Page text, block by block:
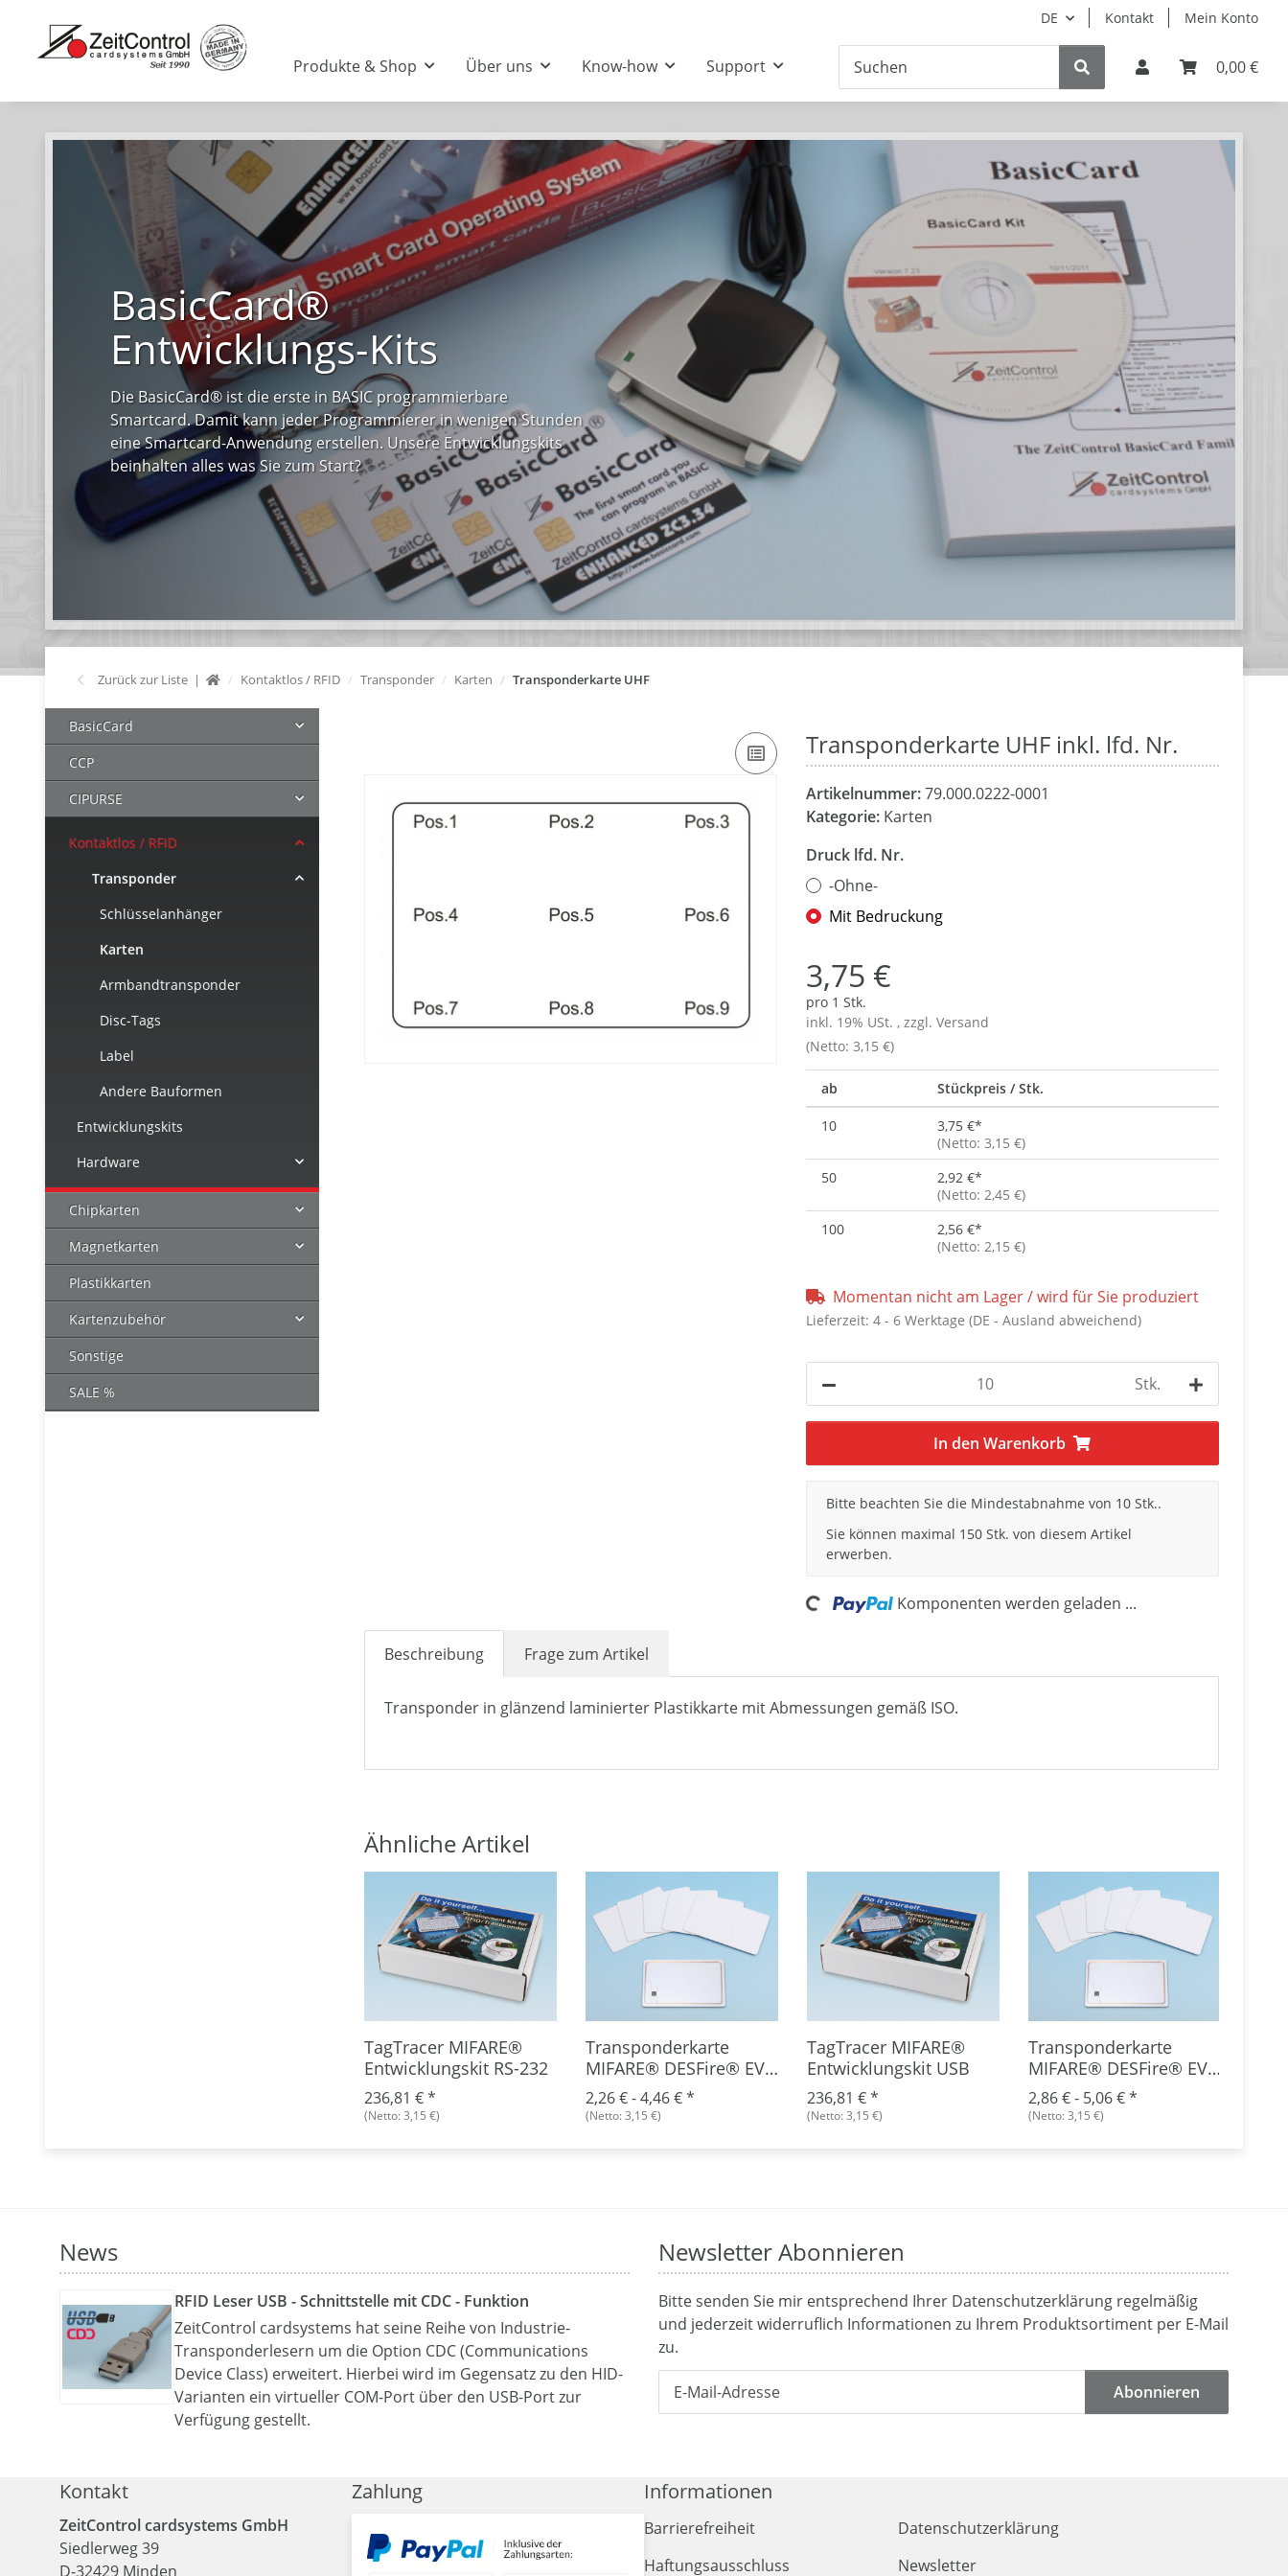
DE Kontakt Mein Konto
0,00 €
Produkte & Shop Über uns Know-how Support
BasicCard®
Entwicklungs-Kits
Die BasicCard® ist die erste in BASIC programmierbare
Smartcard. Damit kann jeder Programmierer in wenigen Stunden
eine Smartcard-Anwendung erstellen. Unsere Entwicklungskits
beinhalten alles was Sie zum Start?
Zurück zur Liste Kontaktlos / RFID Transponder Karten Transponderkarte UHF
Transponderkarte UHF inkl. lfd. Nr.
Artikelnummer:79.000.0222-0001
Kategorie: Karten
Druck lfd. Nr.
-Ohne-
Mit Bedruckung
3,75 €
pro 1 Stk.
inkl. 19% USt. , zzgl. Versand
(Netto: 3,15 €)
ab Stückpreis / Stk.
10 3,75 €*
(Netto: 3,15 €)
50
2,92 €*
(Netto: 2,45 €)
100
2,56 €*
(Netto: 2,15 €)
Momentan nicht am Lager / wird für Sie produziert
Lieferzeit: 4 - 6 Werktage (DE - Ausland abweichend)
Stk.
In den Warenkorb
x
Bitte beachten Sie die Mindestabnahme von 10 Stk..
Sie können maximal 150 Stk. von diesem Artikel
erwerben.
Loading... Komponenten werden geladen ...
Beschreibung Frage zum Artikel
Transponder in glänzend laminierter Plastikkarte mit Abmessungen gemäß ISO.
Ähnliche Artikel
TagTracer MIFARE®
Entwicklungskit RS-232
236,81 €*
(Netto: 3,15 €)
Transponderkarte
MIFARE® DESFire® EV1
4K
2,26 € -4,46 €*
(Netto: 3,15 €)
TagTracer MIFARE®
Entwicklungskit USB
236,81 €*
(Netto: 3,15 €)
Transponderkarte
MIFARE® DESFire® EV1
8K
2,86 € - 5,06 €*
(Netto: 3,15 €)
BasicCard
CCP
CIPURSE
Kontaktlos / RFID
Transponder
Schlüsselanhänger
Karten
Armbandtransponder
Disc-Tags
Label
Andere Bauformen
Entwicklungskits
Hardware
Chipkarten
Magnetkarten
Plastikkarten
Kartenzubehör
Sonstige
SALE %
News
RFID Leser USB - Schnittstelle mit CDC - Funktion
ZeitControl cardsystems hat seine Reihe von Industrie-
Transponderlesern um die Option CDC (Communications
Device Class) erweitert. Hierbei wird im Gegensatz zu den HID-
Varianten ein virtueller COM-Port über den USB-Port zur
Verfügung gestellt.
Newsletter Abonnieren
Bitte senden Sie mir entsprechend Ihrer Datenschutzerklärung regelmäßig
und jederzeit widerruflich Informationen zu Ihrem Produktsortiment per E-Mail
zu.
Abonnieren
Kontakt
ZeitControl cardsystems GmbH
Siedlerweg 39
D-32429 Minden
Zahlung Informationen
Barrierefreiheit
Datenschutzerklärung
Haftungsausschluss
Newsletter